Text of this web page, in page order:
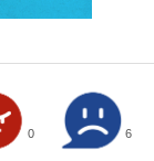
0 6